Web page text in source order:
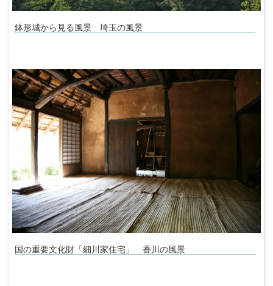
鉢形城から見る風景 埼玉の風景
国の重要文化財「細川家住宅」 香川の風景